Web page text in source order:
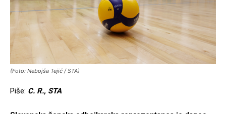
(Foto: Nebojša Tejić / STA)
Piše: C. R., STA